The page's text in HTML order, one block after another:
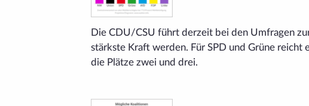
Die CDU/CSU führt derzeit bei den Umfragen
stärkste Kraft werden. Für SPD und Grüne reicht
die Plätze zwei und drei.